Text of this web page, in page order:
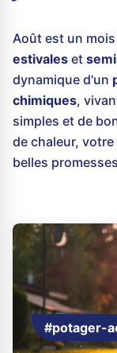
Août est un
estivales et
dynamique d'un
chimiques,
simples et de
de chaleur,
belles
#potager-